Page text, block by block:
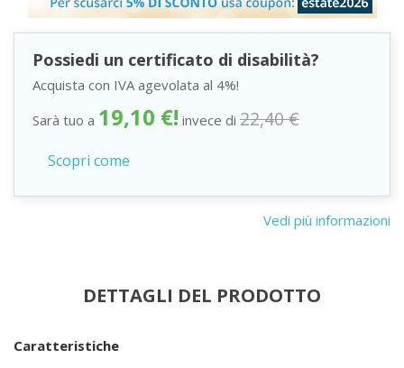
Possiedi un certificato di disabilità?
Acquista con IVA agevolata al 4%!
Sarà tuo a 19,10 €! invece di 22,40 €
Scopri come
Vedi più informazioni
DETTAGLI DEL PRODOTTO
Caratteristiche